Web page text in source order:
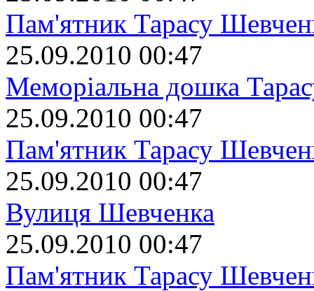
Пам'ятник Тарасу
25.09.2010 00:47
Меморіальна дошка
25.09.2010 00:47
Пам'ятник Тарасу
25.09.2010 00:47
Вулиця Шевченка
25.09.2010 00:47
Пам'ятник Тарасу